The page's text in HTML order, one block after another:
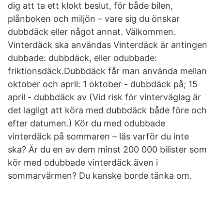
dig att ta ett klokt beslut, för både bilen,
plånboken och miljön – vare sig du önskar
dubbdäck eller något annat. Välkommen.
Vinterdäck ska användas Vinterdäck är antingen
dubbade: dubbdäck, eller odubbade:
friktionsdäck.Dubbdäck får man använda mellan
oktober och april: 1 oktober - dubbdäck på; 15
april - dubbdäck av (Vid risk för vinterväglag är
det lagligt att köra med dubbdäck både före och
efter datumen.) Kör du med odubbade
vinterdäck på sommaren – läs varför du inte
ska? Är du en av dem minst 200 000 bilister som
kör med odubbade vinterdäck även i
sommarvärmen? Du kanske borde tänka om.